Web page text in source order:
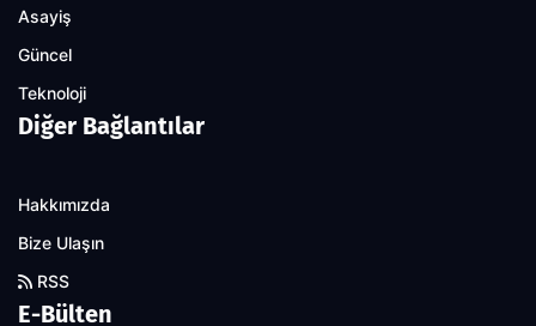
Asayiş
Güncel
Teknoloji
Diğer Bağlantılar
Hakkımızda
Bize Ulaşın
RSS
E-Bülten